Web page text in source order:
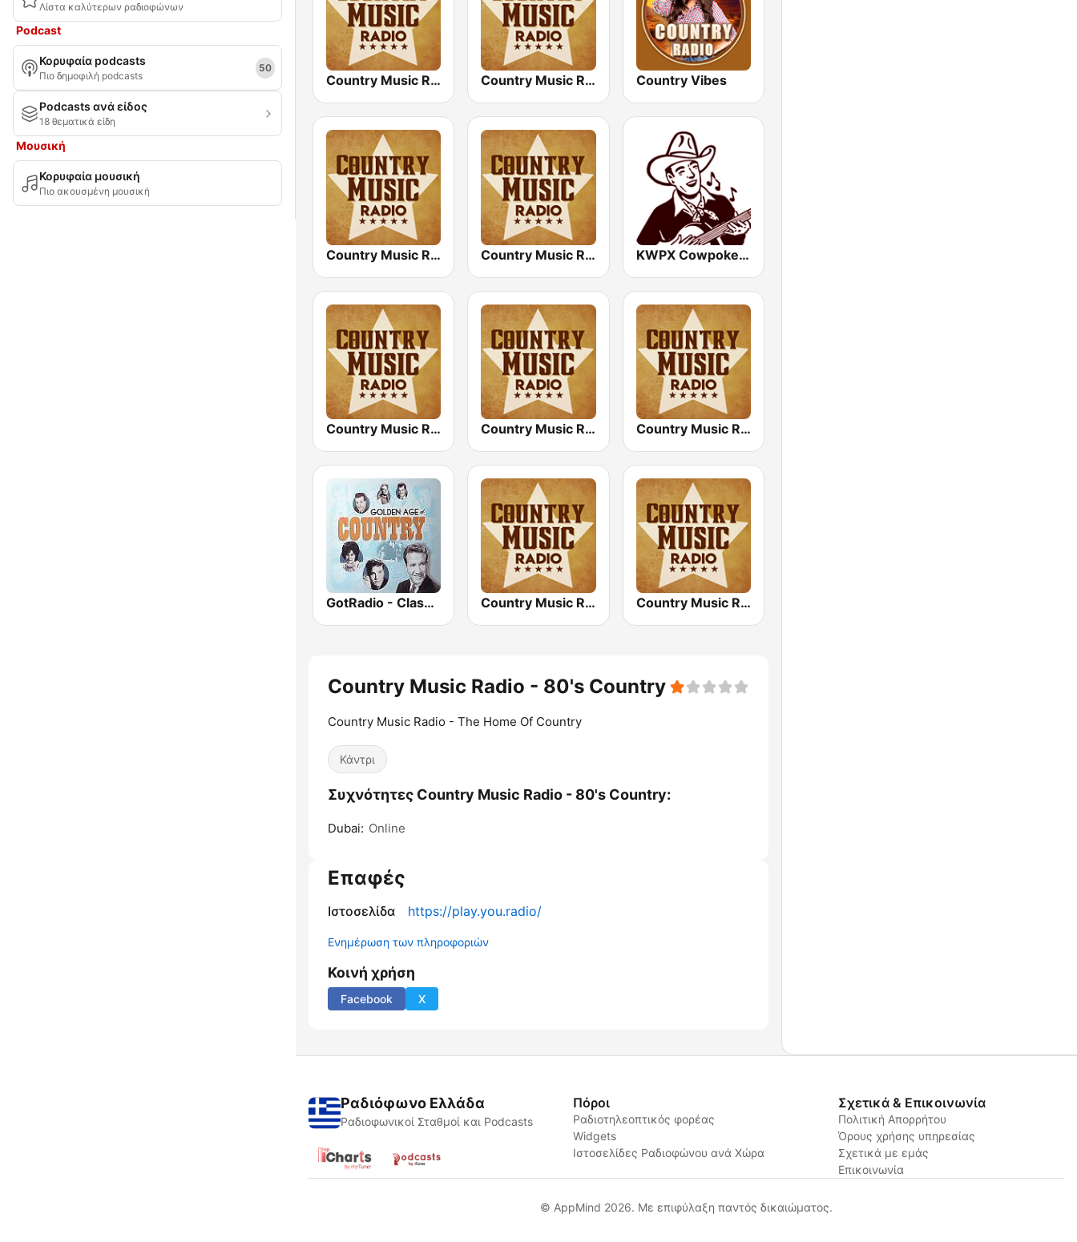
Λίστα καλύτερων ραδιοφώνων
Podcast
Κορυφαία podcasts
Πιο δημοφιλή podcasts
50
Podcasts ανά είδος
18 θεματικά είδη
Μουσική
Κορυφαία μουσική
Πιο ακουσμένη μουσική
Country Music Radio - 70's Country Country Music Radio - 90's Country Country Vibes
Country Music Radio - Classic Country Country Music Radio - Country Mix KWPX Cowpoke Classic Country Music
Country Music Radio - Easy Country Country Music Radio - Today's Country Country Music Radio - Country Love
GotRadio - Classic Country Country Music Radio - 50's Country Country Music Radio - 60's Country
Country Music Radio - 80's Country
Country Music Radio - The Home Of Country
Κάντρι
Συχνότητες Country Music Radio - 80's Country:
Dubai: Online
Επαφές
Ιστοσελίδα https://play.you.radio/
Ενημέρωση των πληροφοριών
Κοινή χρήση
Facebook X
Ραδιόφωνο Ελλάδα
Ραδιοφωνικοί Σταθμοί και Podcasts
Πόροι
Ραδιοτηλεοπτικός φορέας
Widgets
Ιστοσελίδες Ραδιοφώνου ανά Χώρα
Σχετικά & Επικοινωνία
Πολιτική Απορρήτου
Όρους χρήσης υπηρεσίας
Σχετικά με εμάς
Επικοινωνία
© AppMind 2026. Με επιφύλαξη παντός δικαιώματος.